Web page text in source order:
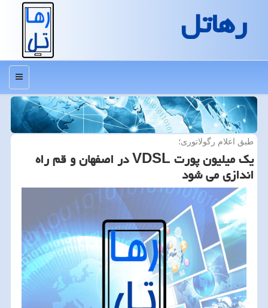
رهاتل
منو
طبق اعلام رگولاتوری؛
یك میلیون پورت VDSL در اصفهان و قم راه
اندازی می شود